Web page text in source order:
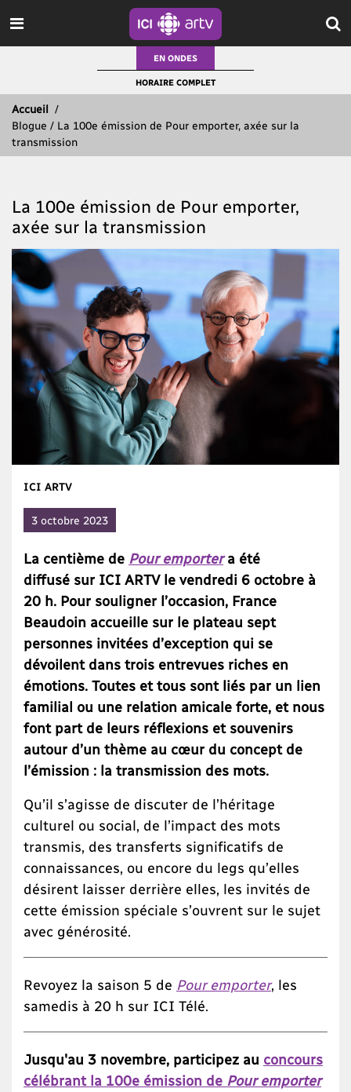
EN ONDES
HORAIRE COMPLET
Accueil /
Blogue / La 100e émission de Pour emporter, axée sur la
transmission
La 100e émission de Pour emporter,
axée sur la transmission
ICI ARTV
3 octobre 2023
La centième de Pour emportera été
diffusé sur ICI ARTV le vendredi 6 octobre à
20 h. Pour souligner l’occasion, France
Beaudoin accueille sur le plateau sept
personnes invitées d’exception qui se
dévoilent dans trois entrevues riches en
émotions. Toutes et tous sont liés par un lien
familial ou une relation amicale forte, et nous
font part de leurs réflexions et souvenirs
autour d’un thème au cœur du concept de
l’émission : la transmission des mots.
Qu’il s’agisse de discuter de l’héritage
culturel ou social, de l’impact des mots
transmis, des transferts significatifs de
connaissances, ou encore du legs qu’elles
désirent laisser derrière elles, les invités de
cette émission spéciale s’ouvrent sur le sujet
avec générosité.
Revoyez la saison 5 de Pour emporter, les
samedis à 20 h sur ICI Télé.
Jusqu'au 3 novembre, participez au concours
célébrant la 100e émission de Pour emporter